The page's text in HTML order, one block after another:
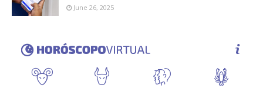
June 26, 2025